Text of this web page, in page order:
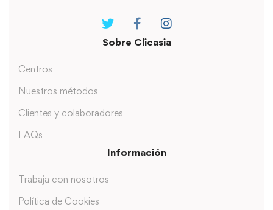
Sobre Clicasia
Centros
Nuestros métodos
Clientes y colaboradores
FAQs
Información
Trabaja con nosotros
Política de Cookies